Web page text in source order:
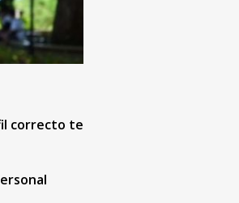
correcto te